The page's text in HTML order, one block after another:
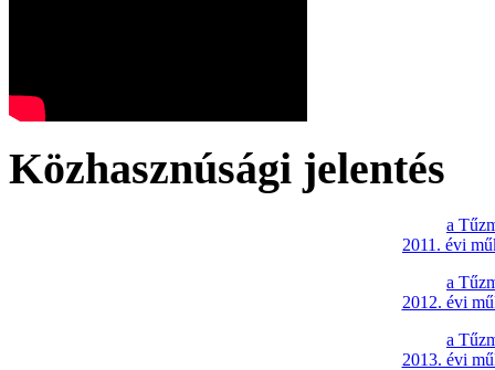
Közhasznúsági jelentés
a
2011. évi
a
2012. évi
a
2013. évi